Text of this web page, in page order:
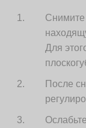
Снимите
Для
После